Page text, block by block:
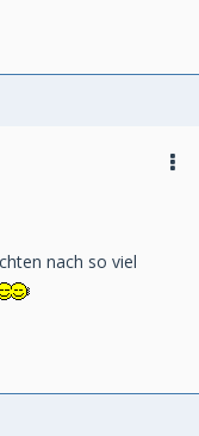
nach so viel